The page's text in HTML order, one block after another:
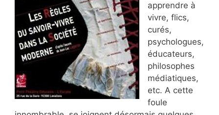
apprendre à
vivre, flics,
curés,
psychologues,
éducateurs,
philosophes
médiatiques,
etc. A cette
foule